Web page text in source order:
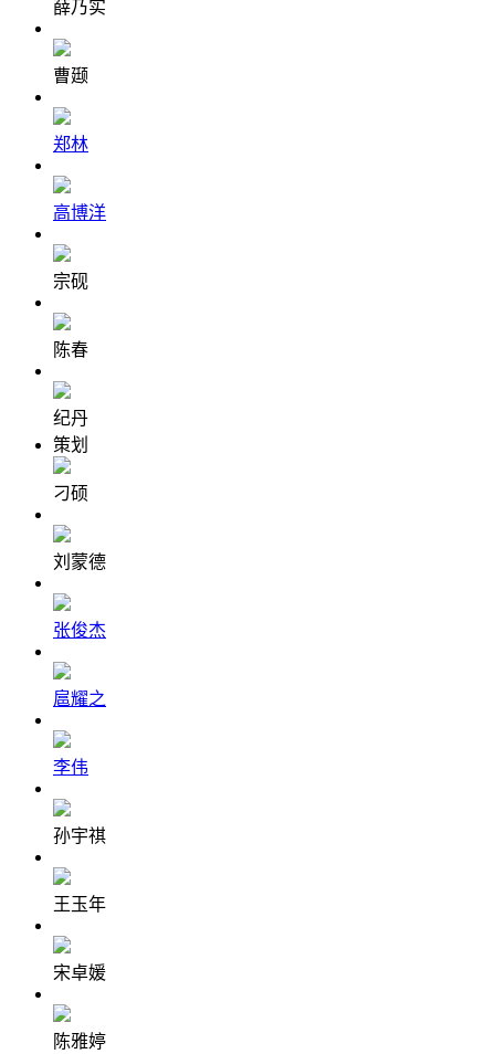
薛乃实
曹颋
郑林
高博洋
宗砚
陈春
纪丹
策划
刁硕
刘蒙德
张俊杰
扈耀之
李伟
孙宇祺
王玉年
宋卓媛
陈雅婷